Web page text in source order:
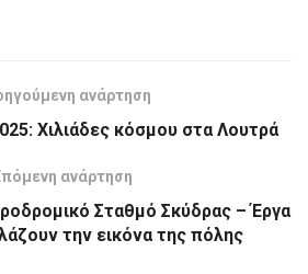
ανάρτηση
Χιλιάδες κόσμου στα Λουτρά
ανάρτηση
Σταθμό Σκύδρας – Έργα
την εικόνα της πόλης